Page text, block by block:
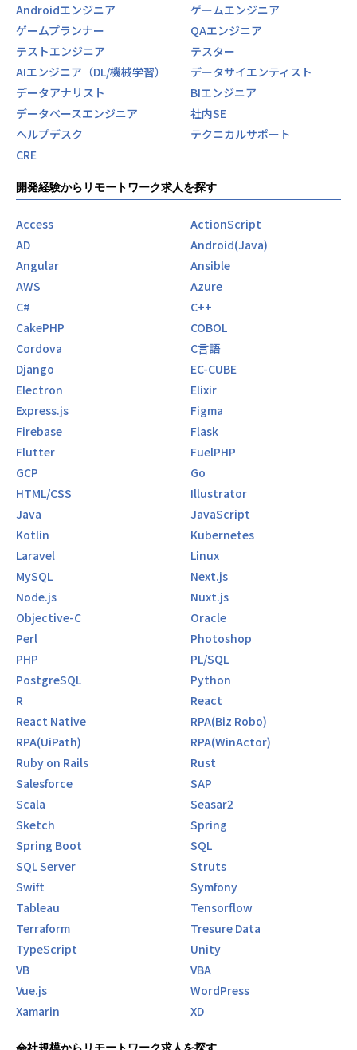
Androidエンジニア
ゲームエンジニア
ゲームプランナー
QAエンジニア
テストエンジニア
テスター
AIエンジニア（DL/機械学習）
データサイエンティスト
データアナリスト
BIエンジニア
データベースエンジニア
社内SE
ヘルプデスク
テクニカルサポート
CRE
開発経験からリモートワーク求人を探す
Access
ActionScript
AD
Android(Java)
Angular
Ansible
AWS
Azure
C#
C++
CakePHP
COBOL
Cordova
C言語
Django
EC-CUBE
Electron
Elixir
Express.js
Figma
Firebase
Flask
Flutter
FuelPHP
GCP
Go
HTML/CSS
Illustrator
Java
JavaScript
Kotlin
Kubernetes
Laravel
Linux
MySQL
Next.js
Node.js
Nuxt.js
Objective-C
Oracle
Perl
Photoshop
PHP
PL/SQL
PostgreSQL
Python
R
React
React Native
RPA(Biz Robo)
RPA(UiPath)
RPA(WinActor)
Ruby on Rails
Rust
Salesforce
SAP
Scala
Seasar2
Sketch
Spring
Spring Boot
SQL
SQL Server
Struts
Swift
Symfony
Tableau
Tensorflow
Terraform
Tresure Data
TypeScript
Unity
VB
VBA
Vue.js
WordPress
Xamarin
XD